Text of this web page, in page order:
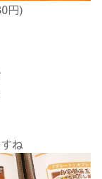
円)
ね